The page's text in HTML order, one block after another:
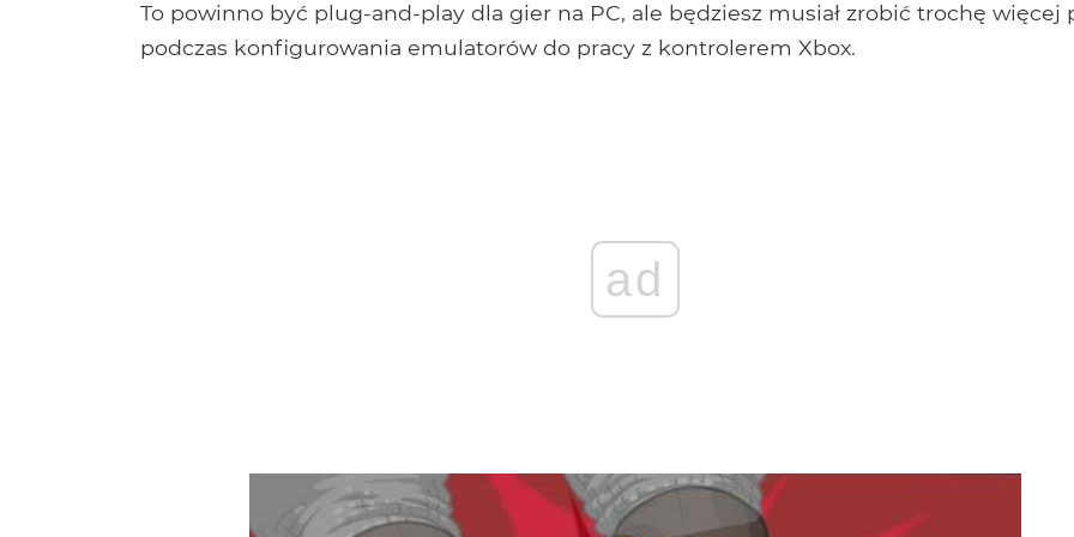
To powinno być plug-and-play dla gier na PC, ale będziesz musiał zrobić trochę więcej
podczas konfigurowania emulatorów do pracy z kontrolerem Xbox.
ad